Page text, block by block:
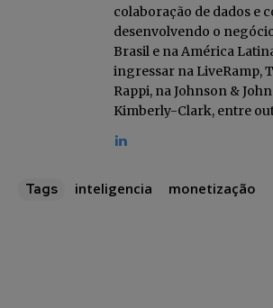
Seja um assinante e desfrute de leitura
tenha acesso a conteúdos exclusivos.
Li e aceito aPolítica de Privacidade.
colaboração de dados e
desenvolvendo o
Brasil e na América
ingressar na LiveRamp,
Rappi, na Johnson &
Kimberly-Clark, entre
Tags inteligencia monetização